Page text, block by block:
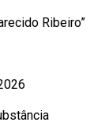
Ribeiro”